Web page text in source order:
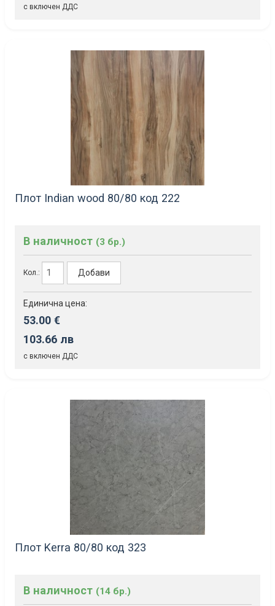
с включен ДДС
Плот Indian wood 80/80 код 222
В наличност (3 бр.)
Кол.: Добави
Единична цена:
53.00 €
103.66 лв
с включен ДДС
Плот Kerra 80/80 код 323
В наличност (14 бр.)